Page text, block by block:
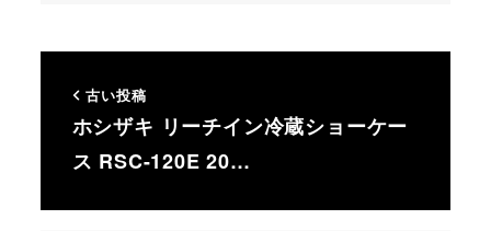
古い投稿
ホシザキ リーチイン冷蔵ショーケー
ス RSC-120E 20…